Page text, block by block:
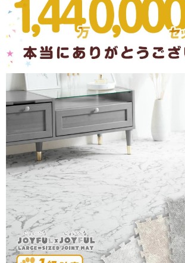
>>タンスのゲンが返信しました
日頃より当店をご愛顧いただき、誠にあ
す。
商品の見た目にご満足いただけたようで
た。
末永くご愛用いただければ幸いです。
またのご来店心よりお待ちしております。
tansu-gen824983
子供部屋に！
画像の通りで可愛くて最高です！
激安なのに梱包も丁寧で到着も早くて皆さ
>>タンスのゲンが返信しました
レビューのご投稿、誠にありがとうござ